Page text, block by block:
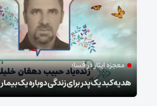
معجزه ایثار در فسا؛
هدیه کبد یک پدر برای زندگی دوباره یک بیمار